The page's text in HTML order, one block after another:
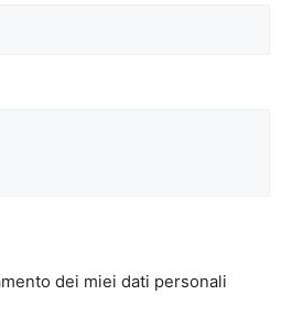
dei miei dati personali